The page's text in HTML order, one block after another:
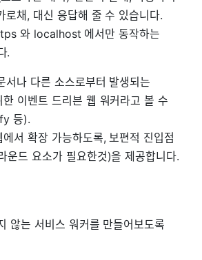
채, 대신 응답해 줄 수 있습니다.
와 localhost 에서만 동작하는
.
서나 다른 소스로부터 발생되는
이벤트 드리븐 웹 워커라고 볼 수
등).
서 확장 가능하도록, 보편적 진입점
운드 요소가 필요한것)을 제공합니다.
않는 서비스 워커를 만들어보도록